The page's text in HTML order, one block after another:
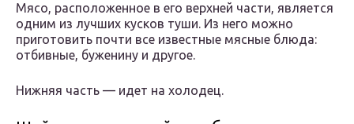
Мясо, расположенное в его верхней части, является
одним из лучших кусков туши. Из него можно
приготовить почти все известные мясные блюда:
отбивные, буженину и другое.
Нижняя часть — идет на холодец.